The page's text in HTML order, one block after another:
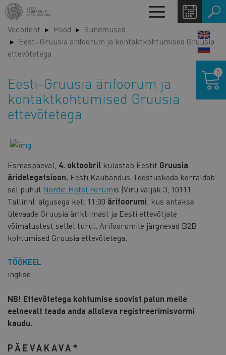
Liigu
edasi
põhisisu
juurde
Toggle
navigation
Veebileht Pood
Sündmused
Eesti-Gruusia ärifoorum ja kontaktkohtumised Gruusia
ettevõtetega
Eesti-Gruusia ärifoorum ja
kontaktkohtumised Gruusia
ettevõtetega
Esmaspäeval, 4. oktoobril külastab Eestit Gruusia
äridelegatsioon. Eesti Kaubandus-Tööstuskoda korraldab
sel puhul Nordic Hotel Forumis (Viru väljak 3, 10111
Tallinn) algusega kell 11:00 ärifoorumi , kus antakse
ülevaade Gruusia ärikliimast ja Eesti ettevõtjate
võimalustest sellel turul. Ärifoorumile järgnevad B2B
kohtumised Gruusia ettevõtetega.
TÖÖKEEL
inglise
NB! Ettevõtetega kohtumise soovist palun meile
eelnevalt teada anda alloleva registreerimisvormi
kaudu.
PÄEVAKAVA*
0